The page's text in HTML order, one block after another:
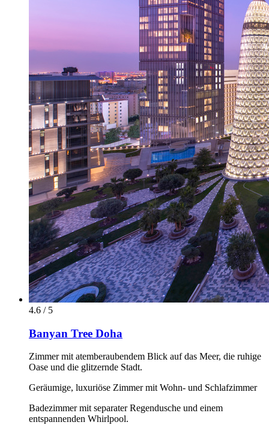
4.6 / 5
Banyan Tree Doha
Zimmer mit atemberaubendem Blick auf das Meer, die ruhige
Oase und die glitzernde Stadt.
Geräumige, luxuriöse Zimmer mit Wohn- und Schlafzimmer
Badezimmer mit separater Regendusche und einem
entspannenden Whirlpool.